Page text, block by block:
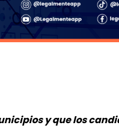
y que los